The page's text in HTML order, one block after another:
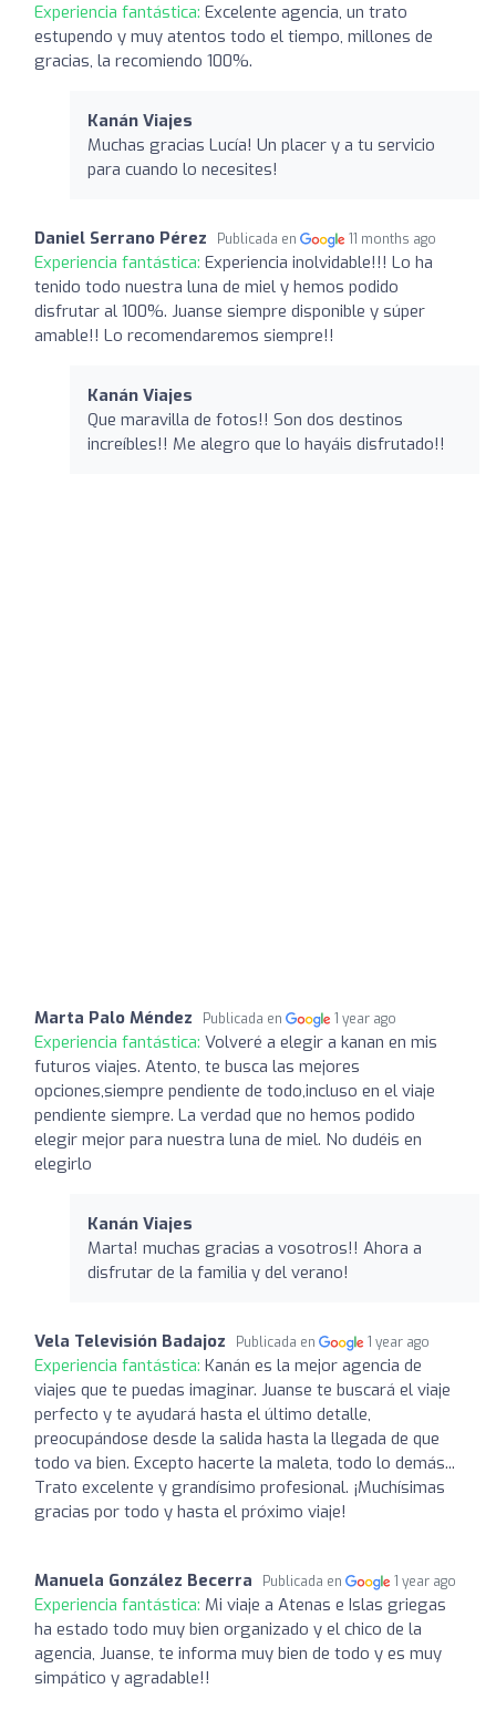
Experiencia fantástica: Excelente agencia, un trato
estupendo y muy atentos todo el tiempo, millones de
gracias, la recomiendo 100%.
Kanán Viajes
Muchas gracias Lucía! Un placer y a tu servicio
para cuando lo necesites!
Daniel Serrano Pérez Publicada en 11 months ago
Experiencia fantástica: Experiencia inolvidable!!! Lo ha
tenido todo nuestra luna de miel y hemos podido
disfrutar al 100%. Juanse siempre disponible y súper
amable!! Lo recomendaremos siempre!!
Kanán Viajes
Que maravilla de fotos!! Son dos destinos
increíbles!! Me alegro que lo hayáis disfrutado!!
Marta Palo Méndez Publicada en 1 year ago
Experiencia fantástica: Volveré a elegir a kanan en mis
futuros viajes. Atento, te busca las mejores
opciones,siempre pendiente de todo,incluso en el viaje
pendiente siempre. La verdad que no hemos podido
elegir mejor para nuestra luna de miel. No dudéis en
elegirlo
Kanán Viajes
Marta! muchas gracias a vosotros!! Ahora a
disfrutar de la familia y del verano!
Vela Televisión Badajoz Publicada en 1 year ago
Experiencia fantástica: Kanán es la mejor agencia de
viajes que te puedas imaginar. Juanse te buscará el viaje
perfecto y te ayudará hasta el último detalle,
preocupándose desde la salida hasta la llegada de que
todo va bien. Excepto hacerte la maleta, todo lo demás...
Trato excelente y grandísimo profesional. ¡Muchísimas
gracias por todo y hasta el próximo viaje!
Manuela González Becerra Publicada en 1 year ago
Experiencia fantástica: Mi viaje a Atenas e Islas griegas
ha estado todo muy bien organizado y el chico de la
agencia, Juanse, te informa muy bien de todo y es muy
simpático y agradable!!